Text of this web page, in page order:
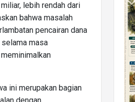
lebih rendah dari
bahwa masalah
pencairan dana
masa
ini merupakan bagian